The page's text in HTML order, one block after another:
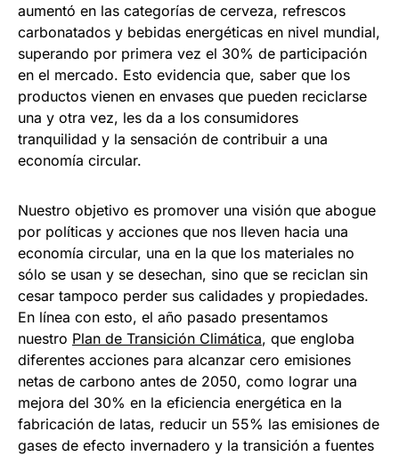
aumentó en las categorías de cerveza, refrescos
carbonatados y bebidas energéticas en nivel mundial,
superando por primera vez el 30% de participación
en el mercado. Esto evidencia que, saber que los
productos vienen en envases que pueden reciclarse
una y otra vez, les da a los consumidores
tranquilidad y la sensación de contribuir a una
economía circular.
Nuestro objetivo es promover una visión que abogue
por políticas y acciones que nos lleven hacia una
economía circular, una en la que los materiales no
sólo se usan y se desechan, sino que se reciclan sin
cesar tampoco perder sus calidades y propiedades.
En línea con esto, el año pasado presentamos
nuestro Plan de Transición Climática, que engloba
diferentes acciones para alcanzar cero emisiones
netas de carbono antes de 2050, como lograr una
mejora del 30% en la eficiencia energética en la
fabricación de latas, reducir un 55% las emisiones de
gases de efecto invernadero y la transición a fuentes